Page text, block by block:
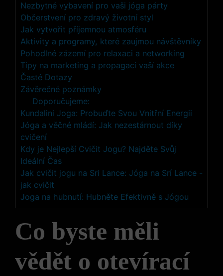
Nezbytné vybavení pro vaši jóga párty
Občerstvení pro zdravý životní styl
Jak vytvořit příjemnou atmosféru
Aktivity a programy, které zaujmou návštěvníky
Pohodlné zázemí pro relaxaci a networking
Tipy na marketing a propagaci vaší akce
Časté Dotazy
Závěrečné poznámky
Doporučujeme:
Kundalini Joga: Probuďte Svou Vnitřní Energii
Jóga a věčné mládí: Jak nezestárnout díky
cvičení
Kdy je Nejlepší Cvičit Jogu? Najděte Svůj
Ideální Čas
Jak cvičit jogu na Sri Lance: Jóga na Srí Lance -
jak cvičit
Joga na hubnutí: Hubněte Efektivně s Jógou
Co byste měli
vědět o otevírací